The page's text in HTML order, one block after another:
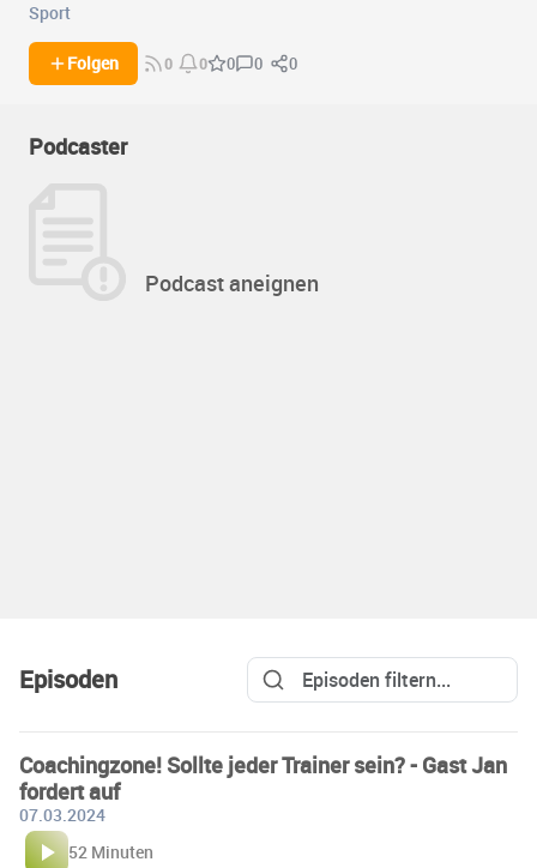
Sport
Folgen 0 0 0 0 0
Podcaster
Podcast aneignen
Episoden
Coachingzone! Sollte jeder Trainer sein? - Gast Jan
fordert auf
07.03.2024
52 Minuten